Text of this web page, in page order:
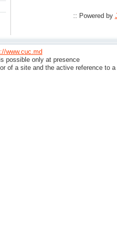
:: Powered by
www.cuc.md
possible only at presence
of a site and the active reference to